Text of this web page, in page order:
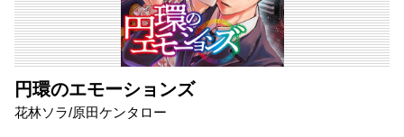
円環のエモーションズ
花林ソラ/原田ケンタロー